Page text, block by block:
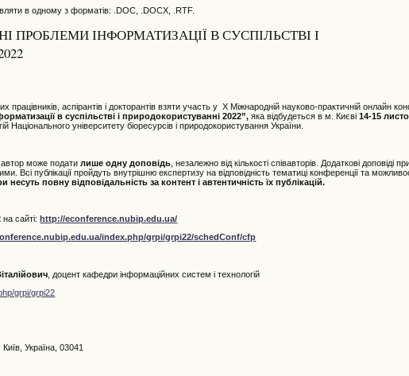
в одному з форматів: .DOC, .DOCX, .RTF.
ПРОБЛЕМИ ІНФОРМАТИЗАЦІЇ В СУСПІЛЬСТВІ І
аспірантів і докторантів взяти участь у X Міжнародній науково-практичній онлайн
в суспільстві і природокористуванні 2022”,яка відбудеться в м. Києві14-15
Національного університету біоресурсів і природокористування України.
автор може податилише одну доповідь , незалежно від кількості співавторів. Додаткові доповіді
Всі публікації пройдуть внутрішню експертизу на відповідність тематиці конференції та
несуть повну відповідальність за контент і автентичність їх публікацій.
на сайті:http://econference.nubip.edu.ua/
index.php/grpi/grpi22/schedConf/cfp
, доцент кафедри інформаційних систем і технологій
grpi/grpi22
Україна, 03041